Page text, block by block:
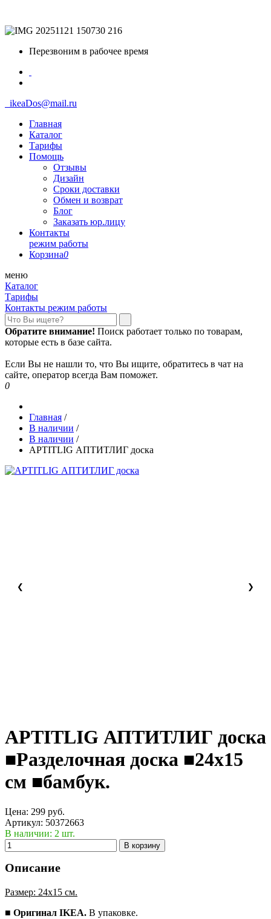
Перезвоним в рабочее время
ikeaDos@mail.ru
Главная
Каталог
Тарифы
Помощь
Отзывы
Дизайн
Сроки доставки
Обмен и возврат
Блог
Заказать юр.лицу
Контакты
режим работы
Корзина0
меню
Каталог
Тарифы
Контакты режим работы
Обратите внимание! Поиск работает только по товарам,
которые есть в базе сайта.
Если Вы не нашли то, что Вы ищите, обратитесь в чат на
сайте, оператор всегда Вам поможет.
0
Главная /
В наличии /
В наличии /
APTITLIG АПТИТЛИГ доска
❮ ❯
APTITLIG АПТИТЛИГ доска
■Разделочная доска ■24х15
см ■бамбук.
Цена: 299 руб.
Артикул: 50372663
В наличии: 2 шт.
В корзину
Описание
Размер: 24х15 см.
■ Оригинал IKEA. В упаковке.